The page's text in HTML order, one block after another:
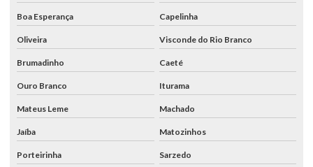
Boa Esperança Capelinha
Oliveira Visconde do Rio Branco
Brumadinho Caeté
Ouro Branco Iturama
Mateus Leme Machado
Jaíba Matozinhos
Porteirinha Sarzedo